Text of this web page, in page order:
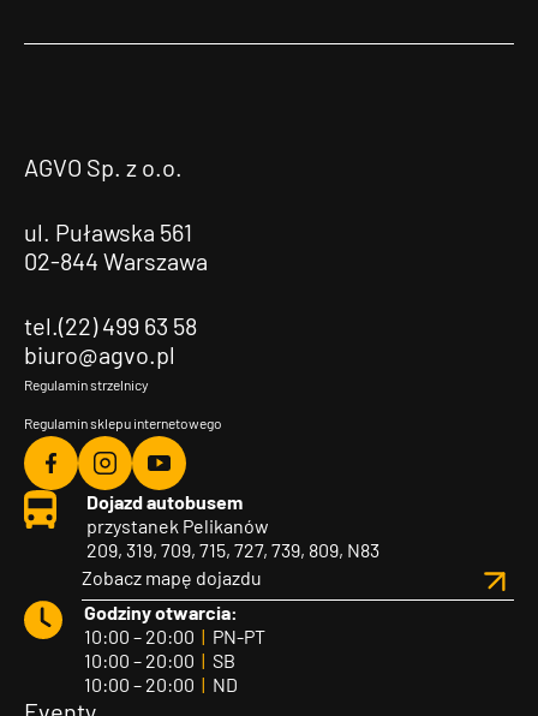
AGVO Sp. z o.o.
ul. Puławska 561
02-844 Warszawa
tel.(22) 499 63 58
biuro@agvo.pl
Regulamin strzelnicy
Regulamin sklepu internetowego
Agvo
Facebook
Agvo
Instagram
Agvo
YouTube
Dojazd autobusem
przystanek Pelikanów
209, 319, 709, 715, 727, 739, 809, N83
Zobacz mapę dojazdu
Godziny otwarcia:
10:00 – 20:00 | PN-PT
10:00 – 20:00 | SB
10:00 – 20:00 | ND